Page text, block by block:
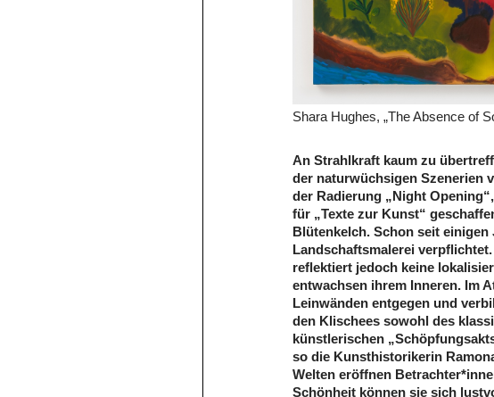
Shara Hughes, „The Absence of
An Strahlkraft kaum zu
der naturwüchsigen Szenerien
der Radierung „Night
für „Texte zur Kunst“
Blütenkelch. Schon seit
Landschaftsmalerei
reflektiert jedoch keine
entwachsen ihrem Inneren. Im
Leinwänden entgegen und
den Klischees sowohl des
künstlerischen
so die Kunsthistorikerin
Welten eröffnen
Schönheit können sie sich